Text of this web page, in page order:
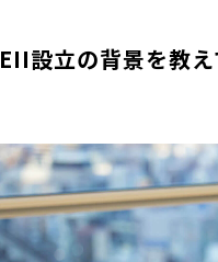
EII設立の背景を教え